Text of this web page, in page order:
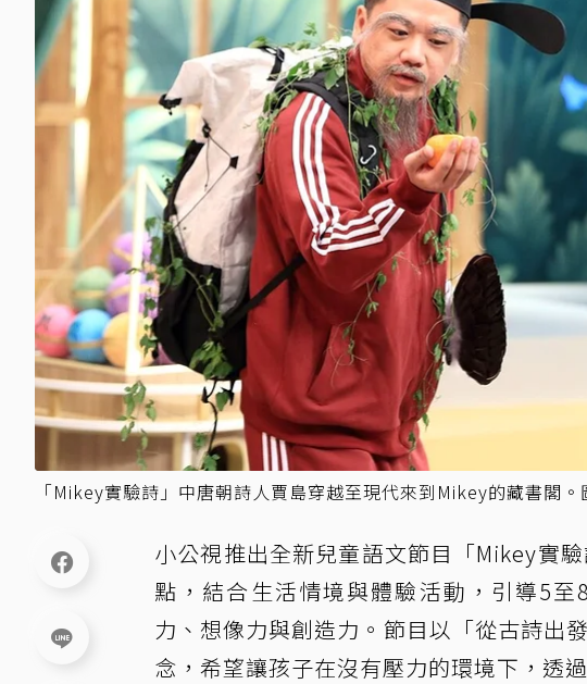
「Mikey實驗詩」中唐朝詩人賈島穿越至現代來到Mikey的藏書閣
小公視推出全新兒童語文節目「Mikey實
點，結合生活情境與體驗活動，引導5
力、想像力與創造力。節目以「從古詩出
念，希望讓孩子在沒有壓力的環境下，透